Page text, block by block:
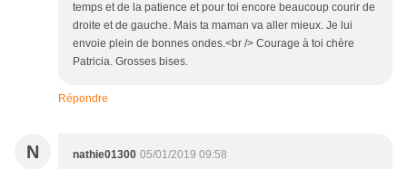
temps et de la patience et pour toi encore beaucoup courir de
droite et de gauche. Mais ta maman va aller mieux. Je lui
envoie plein de bonnes ondes.<br /> Courage à toi chère
Patricia. Grosses bises.
Répondre
N nathie01300 05/01/2019 09:58